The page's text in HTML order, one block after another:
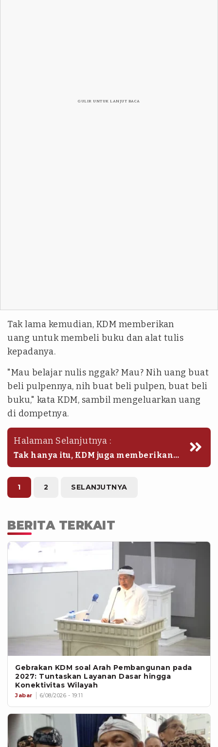
GULIR UNTUK LANJUT BACA
Tak lama kemudian, KDM memberikan
uang untuk membeli buku dan alat tulis
kepadanya.
"Mau belajar nulis nggak? Mau? Nih uang buat
beli pulpennya, nih buat beli pulpen, buat beli
buku," kata KDM, sambil mengeluarkan uang
di dompetnya.
Halaman Selanjutnya :
Tak hanya itu, KDM juga memberikan
selembar uang ke sang ibu untuk
menabung.
1 2 SELANJUTNYA
BERITA TERKAIT
Gebrakan KDM soal Arah Pembangunan pada
2027: Tuntaskan Layanan Dasar hingga
Konektivitas Wilayah
Jabar 6/08/2026 - 19:11